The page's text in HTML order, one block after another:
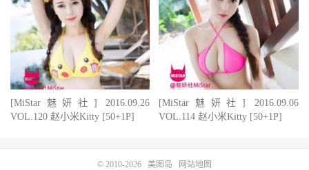
[MiStar魅妍社] 2016.09.26
VOL.120 赵小米Kitty [50+1P]
[MiStar魅妍社] 2016.09.06
VOL.114 赵小米Kitty [50+1P]
© 2010-2026 美图岛 网站地图